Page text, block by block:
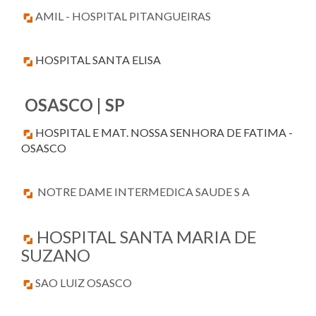
AMIL - HOSPITAL PITANGUEIRAS
HOSPITAL SANTA ELISA
OSASCO | SP
HOSPITAL E MAT. NOSSA SENHORA DE FATIMA -
OSASCO
NOTRE DAME INTERMEDICA SAUDE S A
HOSPITAL SANTA MARIA DE
SUZANO
SAO LUIZ OSASCO